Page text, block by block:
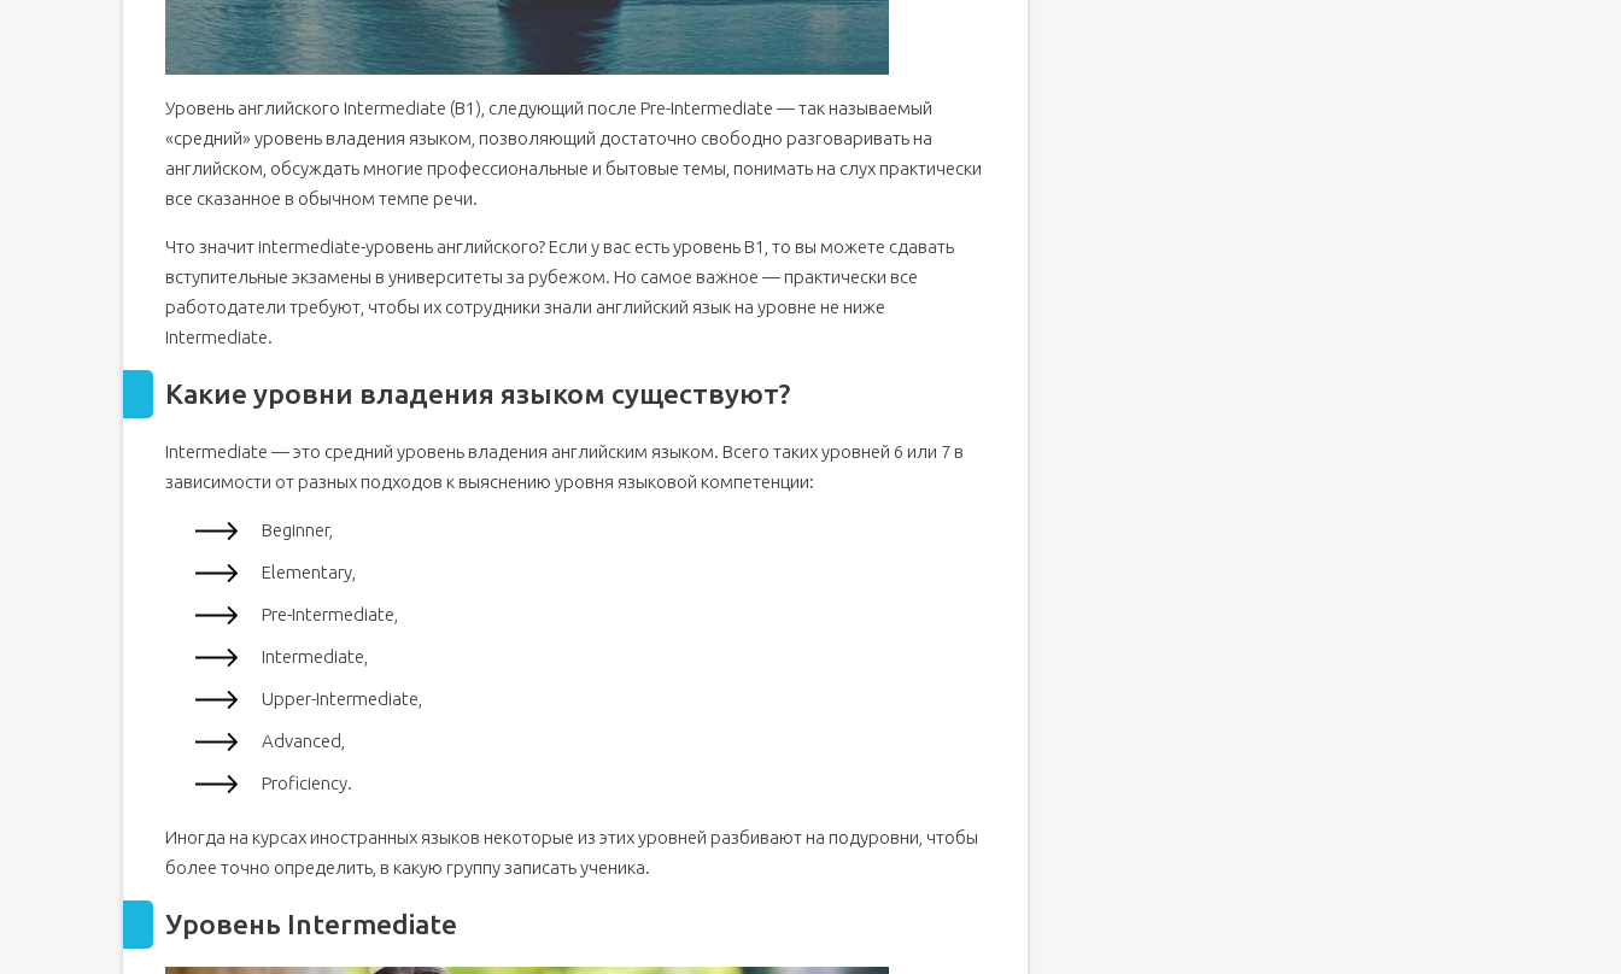
Уровень английского Intermediate (B1), следующий после Pre-Intermediate — так называемый
«средний» уровень владения языком, позволяющий достаточно свободно разговаривать на
английском, обсуждать многие профессиональные и бытовые темы, понимать на слух практически
все сказанное в обычном темпе речи.
Что значит intermediate-уровень английского? Если у вас есть уровень В1, то вы можете сдавать
вступительные экзамены в университеты за рубежом. Но самое важное — практически все
работодатели требуют, чтобы их сотрудники знали английский язык на уровне не ниже
Intermediate.
Какие уровни владения языком существуют?
Intermediate — это средний уровень владения английским языком. Всего таких уровней 6 или 7 в
зависимости от разных подходов к выяснению уровня языковой компетенции:
Beginner,
Elementary,
Pre-Intermediate,
Intermediate,
Upper-Intermediate,
Advanced,
Proficiency.
Иногда на курсах иностранных языков некоторые из этих уровней разбивают на подуровни, чтобы
более точно определить, в какую группу записать ученика.
Уровень Intermediate